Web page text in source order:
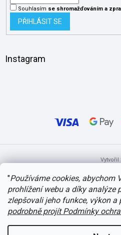
"Používáme cookies, abychom
prohlížení webu a díky analýze
zlepšovali jeho funkce, výkon a
podrobně projít Podmínky
Souhlasím se shromažďováníma
PŘIHLÁSIT SE
Instagram
Vytvořil
Copyright 2026itvlaky.cz. Všechna